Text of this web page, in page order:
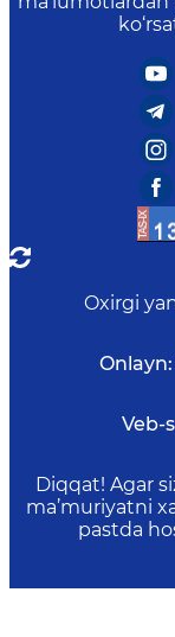
Oxirgi
Onlayn:
Veb-
Diqqat! Agar
ma’muriyatni
pastda